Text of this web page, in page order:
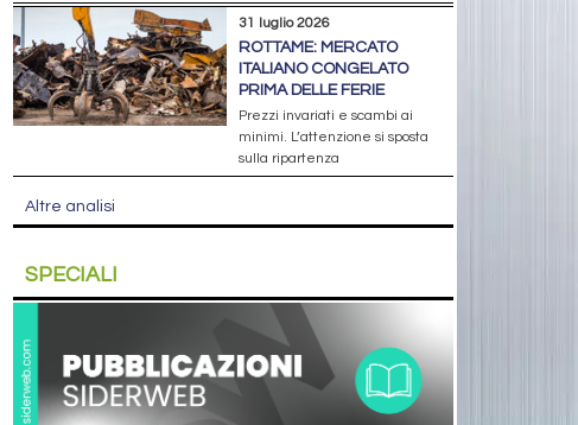
31 luglio 2026
ROTTAME: MERCATO
ITALIANO CONGELATO
PRIMA DELLE FERIE
Prezzi invariati e scambi ai
minimi. L’attenzione si sposta
sulla ripartenza
Altre analisi
SPECIALI